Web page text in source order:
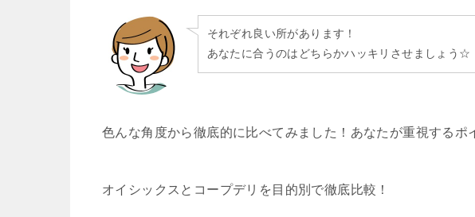
それぞれ良い所があります！
あなたに合うのはどちらかハッキリさせましょう☆
色んな角度から徹底的に比べてみました！あなたが重視する
オイシックスとコープデリを目的別で徹底比較！